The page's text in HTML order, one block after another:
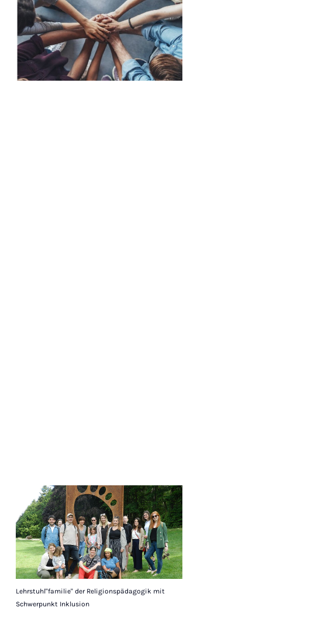
Lehrstuhl"familie" der Religionspädagogik mit
Schwerpunkt Inklusion